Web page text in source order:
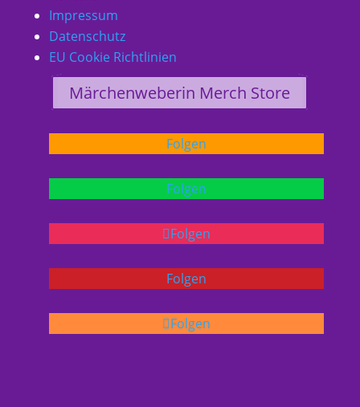
Impressum
Datenschutz
EU Cookie Richtlinien
Besuche mich auf facebook
Besuche mich auf instagram
Märchenweberin Merch Store
Folgen
Folgen
Folgen
Folgen
Folgen